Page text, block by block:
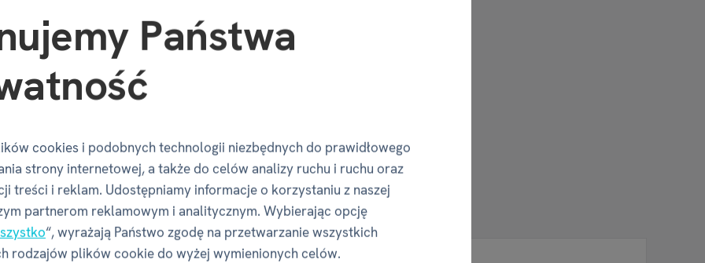
Waga 11 g
Opinie
Państwa
cookies i podobnych technologii niezbędnych do prawidłowego
strony internetowej, a także do celów analizy ruchu i ruchu oraz
treści i reklam. Udostępniamy informacje o korzystaniu z naszej
partnerom reklamowym i analitycznym. Wybierając opcję
“, wyrażają Państwo zgodę na przetwarzanie wszystkich
rodzajów plików cookie do wyżej wymienionych celów.